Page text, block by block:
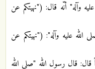
وآله" أنّه قال: ("نهيتكم عن
عليه وآله": ("نهيتكم عن
قال رسول الله "صلى الله